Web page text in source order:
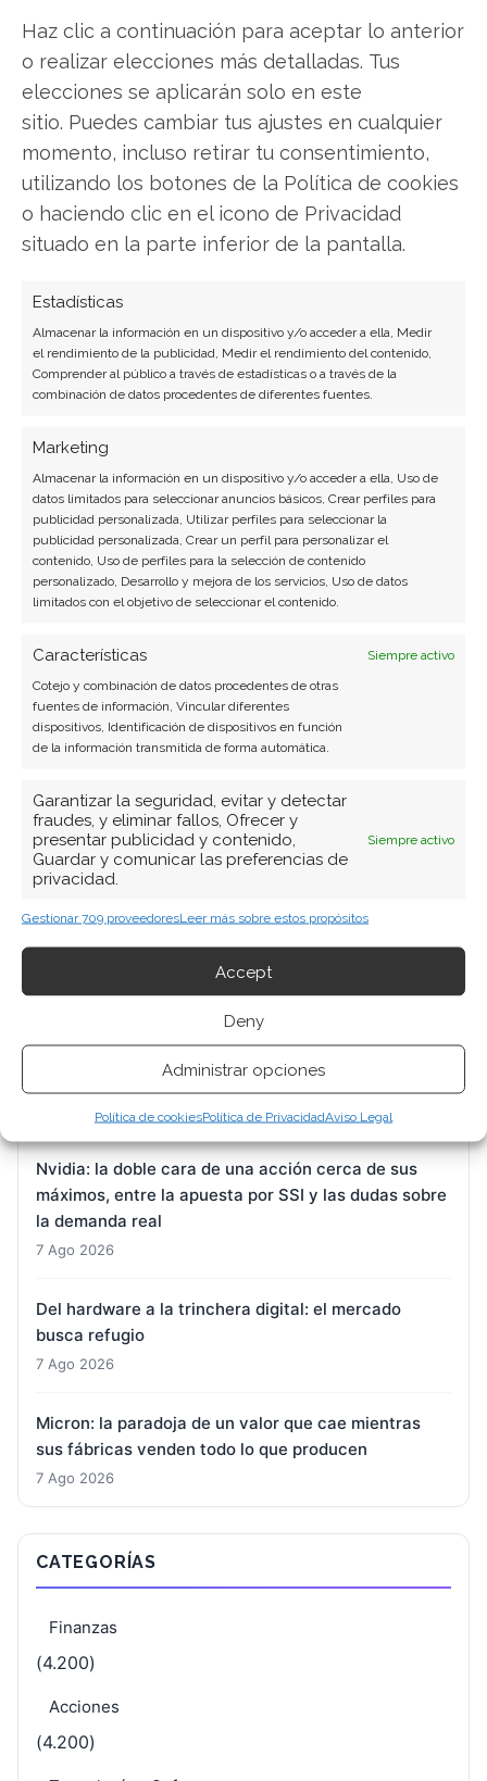
Haz clic a continuación para aceptar lo anterior
o realizar elecciones más detalladas. Tus
elecciones se aplicarán solo en este
sitio. Puedes cambiar tus ajustes en cualquier
momento, incluso retirar tu consentimiento,
utilizando los botones de la Política de cookies
o haciendo clic en el icono de Privacidad
situado en la parte inferior de la pantalla.
Estadísticas
Almacenar la información en un dispositivo y/o acceder a ella, Medir
el rendimiento de la publicidad, Medir el rendimiento del contenido,
Comprender al público a través de estadísticas o a través de la
combinación de datos procedentes de diferentes fuentes.
Marketing
Almacenar la información en un dispositivo y/o acceder a ella, Uso de
datos limitados para seleccionar anuncios básicos, Crear perfiles para
publicidad personalizada, Utilizar perfiles para seleccionar la
publicidad personalizada, Crear un perfil para personalizar el
contenido, Uso de perfiles para la selección de contenido
personalizado, Desarrollo y mejora de los servicios, Uso de datos
limitados con el objetivo de seleccionar el contenido.
Características
Siempre activo
Cotejo y combinación de datos procedentes de otras
fuentes de información, Vincular diferentes
dispositivos, Identificación de dispositivos en función
de la información transmitida de forma automática.
Garantizar la seguridad, evitar y detectar
fraudes, y eliminar fallos, Ofrecer y
presentar publicidad y contenido,
Guardar y comunicar las preferencias de
privacidad.
Siempre activo
Gestionar 709 proveedoresLeer más sobre estos propósitos
Accept
Deny
Administrar opciones
Política de cookiesPolítica de PrivacidadAviso Legal
SOBRE EL AUTOR
Carmen Ruiz López
Periodista especializada en tecnología y
transformación digital con más de 8 años de
experiencia. Experta en inteligencia artificial,
Ver todos los artículos →
BUSCAR
ARTÍCULOS RECIENTES
reconducir un barco que pierde fuelle
7 Ago 2026
el mercado digiere una guidance a la baja
7 Ago 2026
Nvidia: la doble cara de una acción cerca de sus
máximos, entre la apuesta por SSI y las dudas sobre
la demanda real
7 Ago 2026
Del hardware a la trinchera digital: el mercado
busca refugio
7 Ago 2026
Micron: la paradoja de un valor que cae mientras
sus fábricas venden todo lo que producen
7 Ago 2026
CATEGORÍAS
Finanzas
(4.200)
Acciones
(4.200)